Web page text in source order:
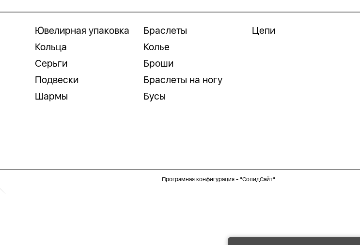
Ювелирная упаковка
Кольца
Серьги
Подвески
Шармы
Браслеты
Колье
Броши
Браслеты на ногу
Бусы
Цепи
Програмная конфигурация - "СолидСайт"